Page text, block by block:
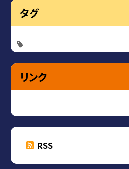
タグ
リンク
RSS